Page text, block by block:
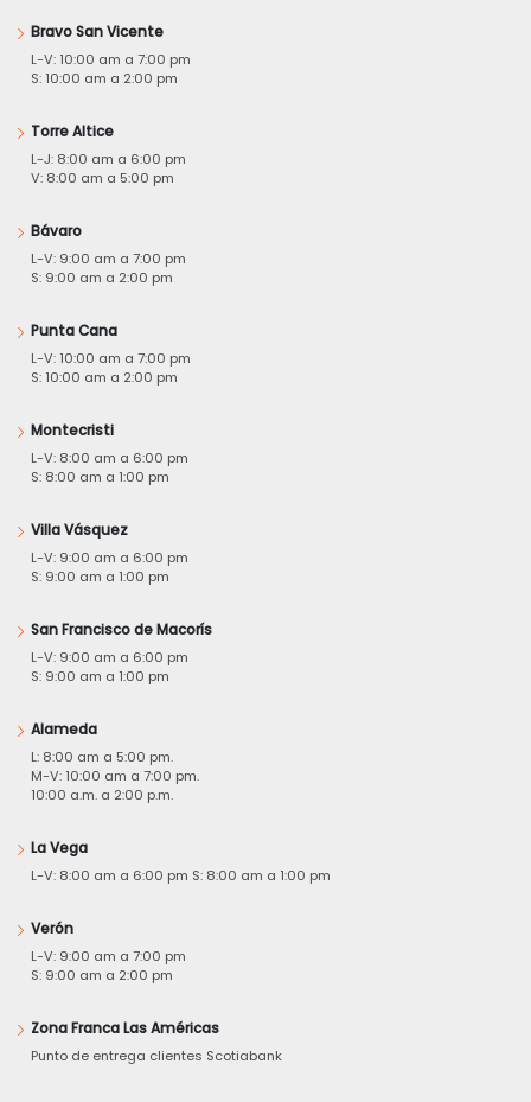
Bravo San Vicente
L-V: 10:00 am a 7:00 pm
S: 10:00 am a 2:00 pm
Torre Altice
L-J: 8:00 am a 6:00 pm
V: 8:00 am a 5:00 pm
Bávaro
L-V: 9:00 am a 7:00 pm
S: 9:00 am a 2:00 pm
Punta Cana
L-V: 10:00 am a 7:00 pm
S: 10:00 am a 2:00 pm
Montecristi
L-V: 8:00 am a 6:00 pm
S: 8:00 am a 1:00 pm
Villa Vásquez
L-V: 9:00 am a 6:00 pm
S: 9:00 am a 1:00 pm
San Francisco de Macorís
L-V: 9:00 am a 6:00 pm
S: 9:00 am a 1:00 pm
Alameda
L: 8:00 am a 5:00 pm.
M-V: 10:00 am a 7:00 pm.
10:00 a.m. a 2:00 p.m.
La Vega
L-V: 8:00 am a 6:00 pm S: 8:00 am a 1:00 pm
Verón
L-V: 9:00 am a 7:00 pm
S: 9:00 am a 2:00 pm
Zona Franca Las Américas
Punto de entrega clientes Scotiabank